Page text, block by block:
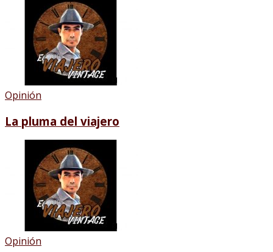
Opinión
La pluma del viajero
Opinión